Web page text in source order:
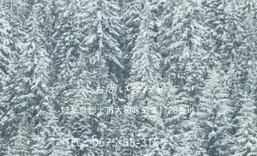
お問い合わせ
岐阜県郡上市大和町栗巣1728番地
TEL：0575-88-3155